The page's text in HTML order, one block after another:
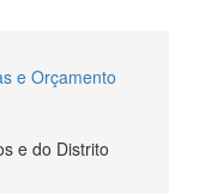
e Orçamento
e do Distrito